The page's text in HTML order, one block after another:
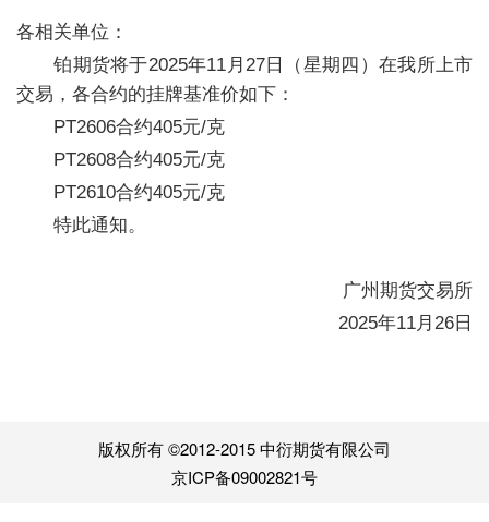
各相关单位：
铂期货将于2025年11月27日（星期四）在我所上市
交易，各合约的挂牌基准价如下：
PT2606合约405元/克
PT2608合约405元/克
PT2610合约405元/克
特此通知。
广州期货交易所
2025年11月26日
版权所有 ©2012-2015 中衍期货有限公司
京ICP备09002821号